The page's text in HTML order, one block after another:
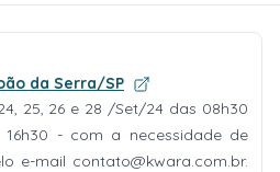
da Serra/SP
25, 26 e 28 /Set/24 das 08h30
- com a necessidade de
e-mail contato@kwara.com.br.